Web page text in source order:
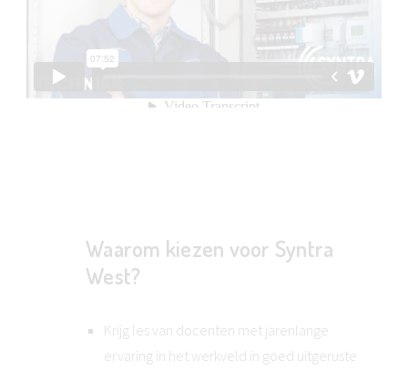
Waarom kiezen voor Syntra
West?
Krijg les van docenten met jarenlange
ervaring in het werkveld in goed uitgeruste